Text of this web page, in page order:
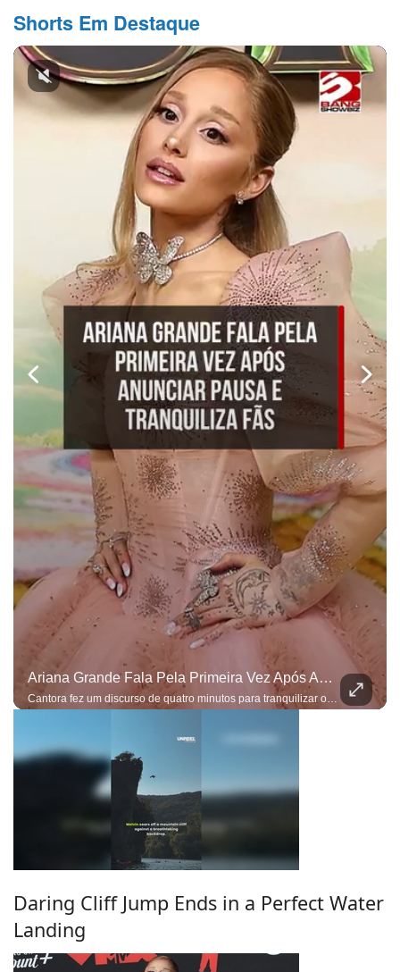
Shorts Em Destaque
Ariana Grande Fala Pela Primeira Vez Após Anunciar Pausa E Tranquiliza Fãs
Cantora fez um discurso de quatro minutos para tranquilizar os fãs e afirmou que a decisão de fazer uma pausa não foi tomada por impulso
Daring Cliff Jump Ends in a Perfect Water
Landing